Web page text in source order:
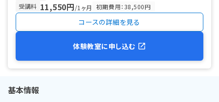
受講料 11,550円/1ヶ月 初期費用：38,500円
コースの詳細を見る
体験教室に申し込む
基本情報